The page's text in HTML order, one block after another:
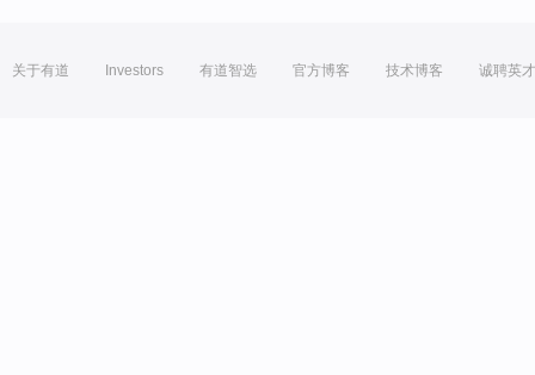
关于有道 Investors 有道智选 官方博客 技术博客 诚聘英才